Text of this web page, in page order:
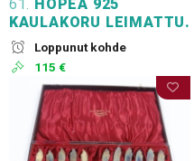
61. HOPEA 925
KAULAKORU LEIMATTU.
Loppunut kohde
115 €